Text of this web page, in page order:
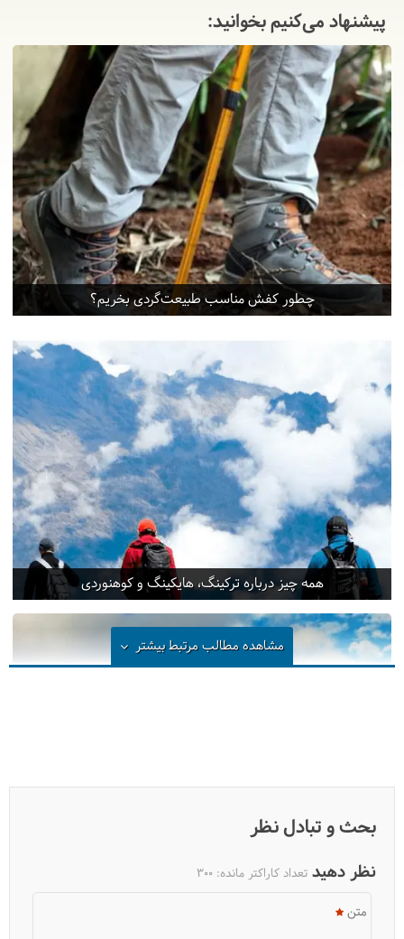
پیشنهاد می‌کنیم بخوانید:
چطور کفش مناسب طبیعت‌گردی بخریم؟
همه چیز درباره ترکینگ، هایکینگ و کوهنوردی
سفرنامه گرجستان، از تفلیس تا باتومی
مشاهده مطالب مرتبطبیشتر
بحث و تبادل نظر
نظر دهید تعداد کاراکتر مانده: 300
متن